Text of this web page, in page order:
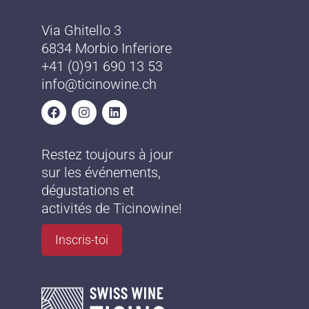
Via Ghitello 3
6834 Morbio Inferiore
+41 (0)91 690 13 53
info@ticinowine.ch
Restez toujours à jour
sur les événements,
dégustations et
activités de Ticinowine!
Inscris-toi